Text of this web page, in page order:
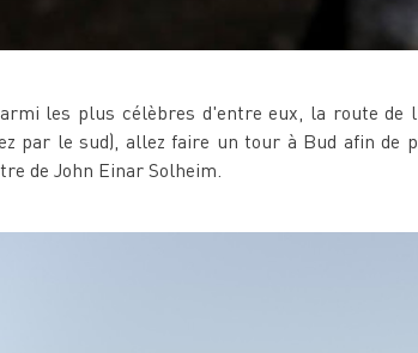
les plus célèbres d'entre eux, la route de
par le sud), allez faire un tour à Bud afin de
de John Einar Solheim.